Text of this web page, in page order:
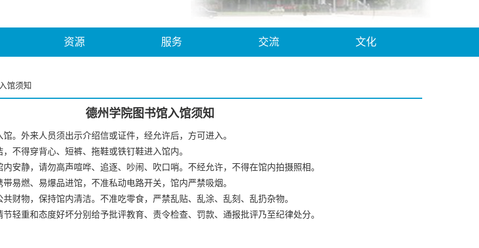
资源 服务 交流 文化
入馆须知
德州学院图书馆入馆须知
。外来人员须出示介绍信或证件，经允许后，方可进入。
不得穿背心、短裤、拖鞋或铁钉鞋进入馆内。
安静，请勿高声喧哗、追逐、吵闹、吹口哨。不经允许，不得在馆内拍摄照相。
易燃、易爆品进馆，不准私动电路开关，馆内严禁吸烟。
财物，保持馆内清洁。不准吃零食，严禁乱贴、乱涂、乱刻、乱扔杂物。
轻重和态度好坏分别给予批评教育、责令检查、罚款、通报批评乃至纪律处分。